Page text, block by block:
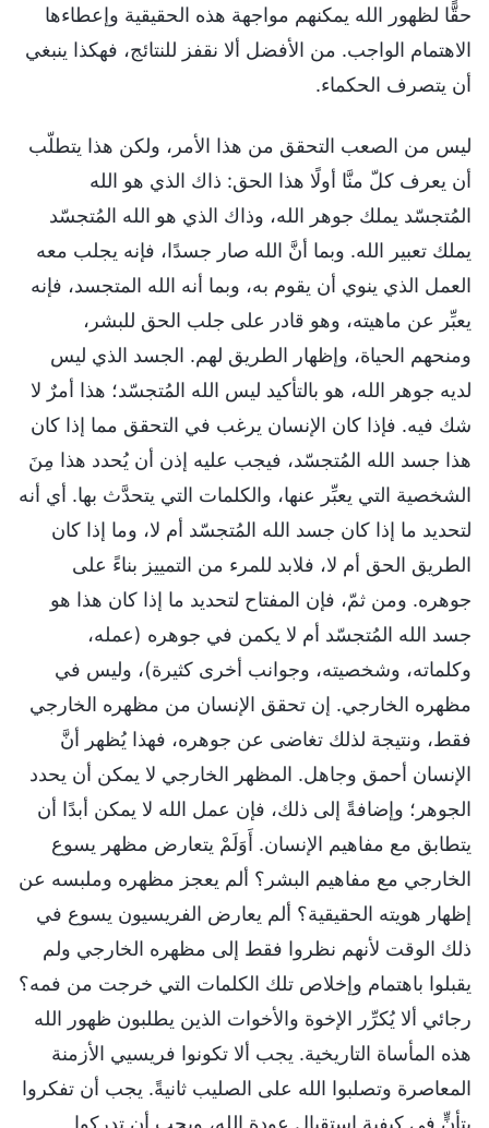
حقًّا لظهور الله يمكنهم مواجهة هذه الحقيقية وإعطاءها
الاهتمام الواجب. من الأفضل ألا نقفز للنتائج، فهكذا ينبغي
أن يتصرف الحكماء.
ليس من الصعب التحقق من هذا الأمر، ولكن هذا يتطلّب
أن يعرف كلّ منَّا أولًا هذا الحق: ذاك الذي هو الله
المُتجسّد يملك جوهر الله، وذاك الذي هو الله المُتجسّد
يملك تعبير الله. وبما أنَّ الله صار جسدًا، فإنه يجلب معه
العمل الذي ينوي أن يقوم به، وبما أنه الله المتجسد، فإنه
يعبِّر عن ماهيته، وهو قادر على جلب الحق للبشر،
ومنحهم الحياة، وإظهار الطريق لهم. الجسد الذي ليس
لديه جوهر الله، هو بالتأكيد ليس الله المُتجسّد؛ هذا أمرٌ لا
شك فيه. فإذا كان الإنسان يرغب في التحقق مما إذا كان
هذا جسد الله المُتجسّد، فيجب عليه إذن أن يُحدد هذا مِنَ
الشخصية التي يعبِّر عنها، والكلمات التي يتحدَّث بها. أي أنه
لتحديد ما إذا كان جسد الله المُتجسّد أم لا، وما إذا كان
الطريق الحق أم لا، فلابد للمرء من التمييز بناءً على
جوهره. ومن ثمّ، فإن المفتاح لتحديد ما إذا كان هذا هو
جسد الله المُتجسّد أم لا يكمن في جوهره (عمله،
وكلماته، وشخصيته، وجوانب أخرى كثيرة)، وليس في
مظهره الخارجي. إن تحقق الإنسان من مظهره الخارجي
فقط، ونتيجة لذلك تغاضى عن جوهره، فهذا يُظهر أنَّ
الإنسان أحمق وجاهل. المظهر الخارجي لا يمكن أن يحدد
الجوهر؛ وإضافةً إلى ذلك، فإن عمل الله لا يمكن أبدًا أن
يتطابق مع مفاهيم الإنسان. أَوَلَمْ يتعارض مظهر يسوع
الخارجي مع مفاهيم البشر؟ ألم يعجز مظهره وملبسه عن
إظهار هويته الحقيقية؟ ألم يعارض الفريسيون يسوع في
ذلك الوقت لأنهم نظروا فقط إلى مظهره الخارجي ولم
يقبلوا باهتمام وإخلاص تلك الكلمات التي خرجت من فمه؟
رجائي ألا يُكرِّر الإخوة والأخوات الذين يطلبون ظهور الله
هذه المأساة التاريخية. يجب ألا تكونوا فريسيي الأزمنة
المعاصرة وتصلبوا الله على الصليب ثانيةً. يجب أن تفكروا
بتأنٍّ في كيفية استقبال عودة الله، ويجب أن تدركوا